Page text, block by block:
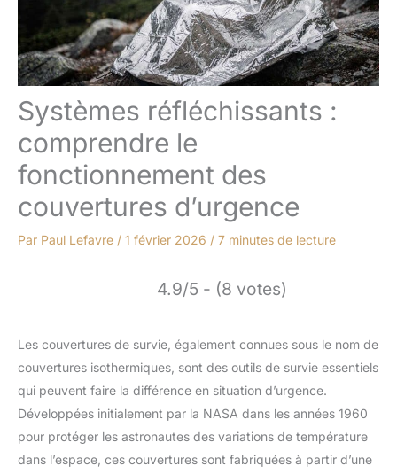
Systèmes réfléchissants :
comprendre le
fonctionnement des
couvertures d’urgence
Par Paul Lefavre / 1 février 2026 / 7 minutes de lecture
4.9/5 - (8 votes)
Les couvertures de survie, également connues sous le nom de
couvertures isothermiques, sont des outils de survie essentiels
qui peuvent faire la différence en situation d’urgence.
Développées initialement par la NASA dans les années 1960
pour protéger les astronautes des variations de température
dans l’espace, ces couvertures sont fabriquées à partir d’une